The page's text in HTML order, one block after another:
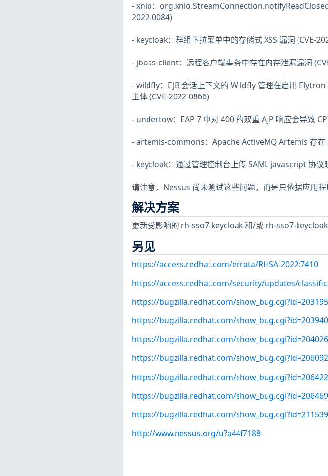
- xnio：
2022-0084)
- keycloak：群组下拉菜单中的存储式 XSS 漏洞 (CVE-
- jboss-client：远程客户端事务中存在内存泄漏漏洞
- wildfly：EJB 会话上下文的 Wildfly 管理在启用
主体 (CVE-2022-0866)
- undertow：EAP 7 中对 400 的双重 AJP 响应会导致
- artemis-commons：Apache ActiveMQ Artemis 存在
- keycloak：通过管理控制台上传 SAML javascript 协议
请注意，Nessus 尚未测试这些问题，而是只依据应用程
解决方案
更新受影响的 rh-sso7-keycloak 和/或 rh-sso7-
另见
https://access.redhat.com/errata/RHSA-2022:7410
https://access.redhat.com/security/updates/
https://bugzilla.redhat.com/
https://bugzilla.redhat.com/
https://bugzilla.redhat.com/
https://bugzilla.redhat.com/
https://bugzilla.redhat.com/
https://bugzilla.redhat.com/
https://bugzilla.redhat.com/
http://www.nessus.org/u?a44f7188